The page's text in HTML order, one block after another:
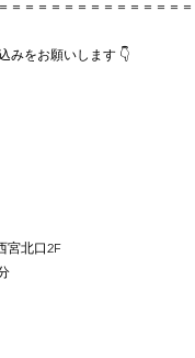
＝＝＝＝＝＝＝＝＝＝＝＝＝
みをお願いします 👇
宮北口2F